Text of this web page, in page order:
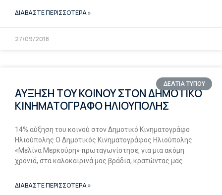
ΔΙΑΒΑΣΤΕ ΠΕΡΙΣΣΟΤΕΡΑ »
27/09/2018
ΔΕΛΤΙΑ ΤΥΠΟΥ
ΑΥΞΗΣΗ ΤΟΥ ΚΟΙΝΟΥ ΣΤΟΝ ΔΗΜΟΤΙΚΟ
ΚΙΝΗΜΑΤΟΓΡΑΦΟ ΗΛΙΟΥΠΟΛΗΣ
14% αύξηση του κοινού στον Δημοτικό Κινηματογράφο
Ηλιούπολης Ο Δημοτικός Κινηματογράφος Ηλιούπολης
«Μελίνα Μερκούρη» πρωταγωνίστησε, για μια ακόμη
χρονιά, στα καλοκαιρινά μας βράδια, κρατώντας μας
ΔΙΑΒΑΣΤΕ ΠΕΡΙΣΣΟΤΕΡΑ »